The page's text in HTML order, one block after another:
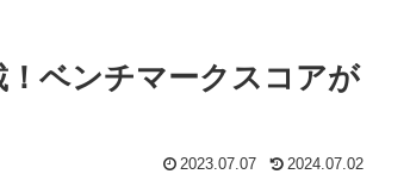
ベンチマークスコアが
2023.07.07 2024.07.02